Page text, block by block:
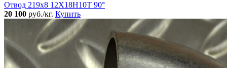
Отвод 219х8 12Х18Н10Т 90°
20 100 руб./кг. Купить